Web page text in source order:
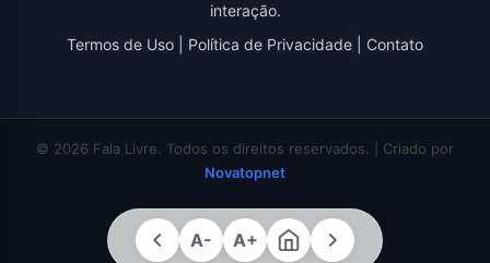
interação.
Termos de Uso
Política de Privacidade Contato
© 2026 Fala Livre. Todos os direitos reservados. | Criado por
Novatopnet
A- A+